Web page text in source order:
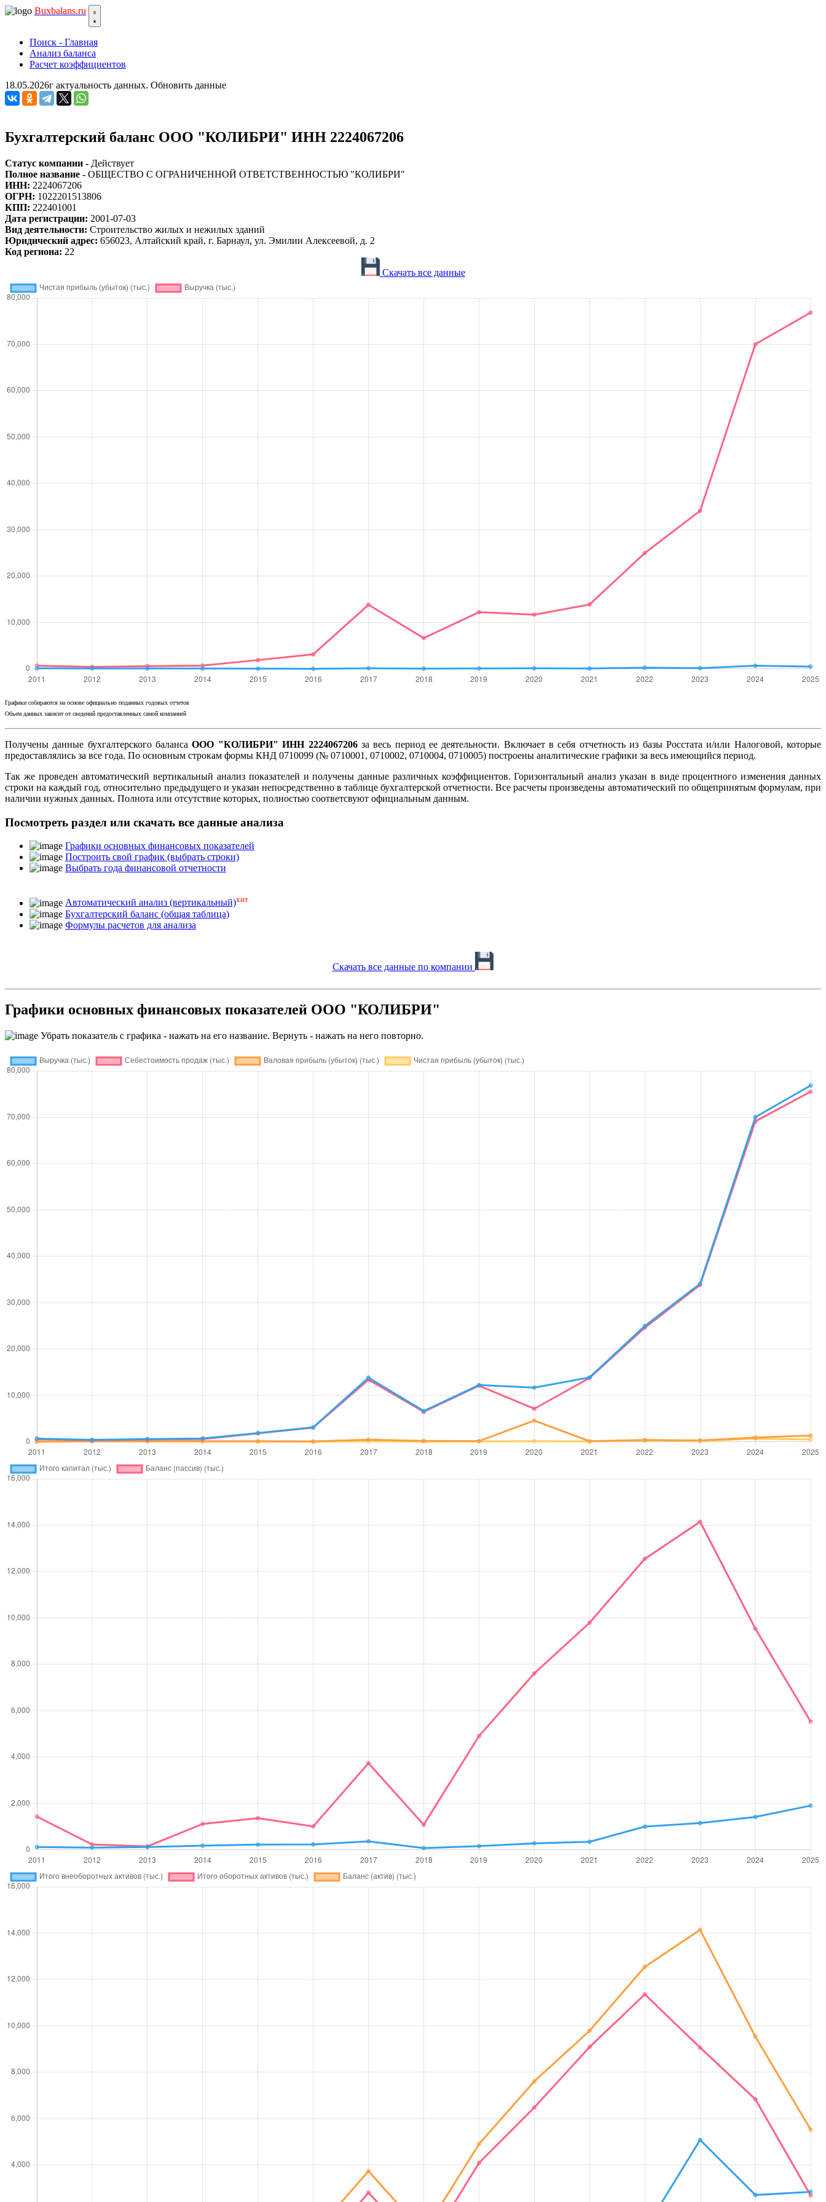
Buxbalans.ru
Поиск - Главная
Анализ баланса
Расчет коэффициентов
18.05.2026г актуальность данных. Обновить данные
Бухгалтерский баланс ООО "КОЛИБРИ" ИНН 2224067206
Статус компании - Действует
Полное название - ОБЩЕСТВО С ОГРАНИЧЕННОЙ ОТВЕТСТВЕННОСТЬЮ "КОЛИБРИ"
ИНН: 2224067206
ОГРН: 1022201513806
КПП: 222401001
Дата регистрации: 2001-07-03
Вид деятельности: Строительство жилых и нежилых зданий
Юридический адрес: 656023, Алтайский край, г. Барнаул, ул. Эмилии Алексеевой, д. 2
Код региона: 22
Скачать все данные
Графики собираются на основе официально поданных годовых отчетов
Обьем данных зависит от сведений предоставленных самой компанией
Получены данные бухгалтерского балансаООО "КОЛИБРИ" ИНН 2224067206за весь период ее деятельности. Включает в себя отчетность из базы Росстата и/или Налоговой, которые
предоставлялись за все года. По основным строкам формы КНД 0710099 (№ 0710001, 0710002, 0710004, 0710005) построены аналитические графики за весь имеющийся период.
Так же проведен автоматический вертикальный анализ показателей и получены данные различных коэффициентов. Горизонтальный анализ указан в виде процентного изменения данных
строки на каждый год, относительно предыдущего и указан непосредственно в таблице бухгалтерской отчетности. Все расчеты произведены автоматический по общепринятым формулам, при
наличии нужных данных. Полнота или отсутствие которых, полностью соответсвуют официальным данным.
Посмотреть раздел или скачать все данные анализа
Графики основных финансовых показателей
Построить свой график (выбрать строки)
Выбрать года финансовой отчетности
Автоматический анализ (вертикальный)хит
Бухгалтерский баланс (общая таблица)
Формулы расчетов для анализа
Скачать все данные по компании
Графики основных финансовых показателей ООО "КОЛИБРИ"
Убрать показатель с графика - нажать на его название. Вернуть - нажать на него повторно.